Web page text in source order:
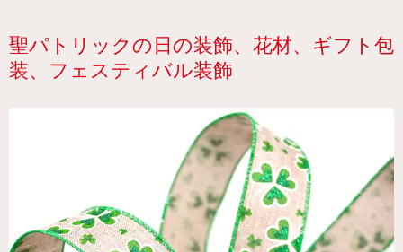
聖パトリックの日の装飾、花材、ギフト包
装、フェスティバル装飾